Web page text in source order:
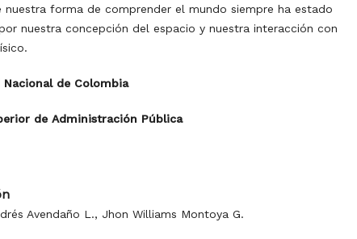
nuestra forma de comprender el mundo siempre ha estado
nuestra concepción del espacio y nuestra interacción con
Nacional de Colombia
de Administración Pública
Avendaño L., Jhon Williams Montoya G.